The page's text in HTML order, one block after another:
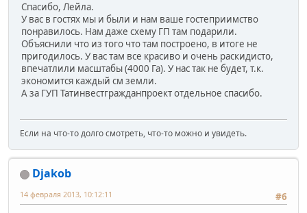
Спасибо, Лейла.
У вас в гостях мы и были и нам ваше гостеприимство
понравилось. Нам даже схему ГП там подарили.
Объяснили что из того что там построено, в итоге не
пригодилось. У вас там все красиво и очень раскидисто,
впечатлили масштабы (4000 Га). У нас так не будет, т.к.
экономится каждый см земли.
А за ГУП Татинвестгражданпроект отдельное спасибо.
Если на что-то долго смотреть, что-то можно и увидеть.
Djakob
#6
14 февраля 2013, 10:12:11